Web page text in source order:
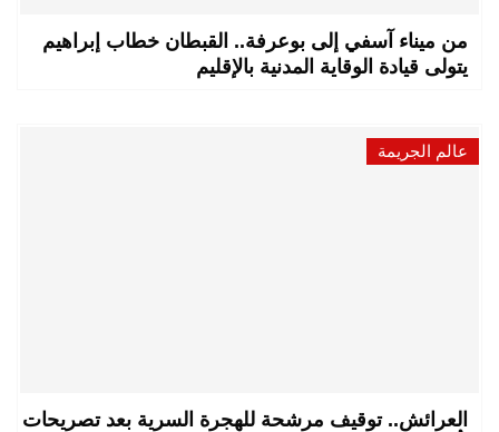
من ميناء آسفي إلى بوعرفة.. القبطان خطاب إبراهيم
يتولى قيادة الوقاية المدنية بالإقليم
عالم الجريمة
العرائش.. توقيف مرشحة للهجرة السرية بعد تصريحات